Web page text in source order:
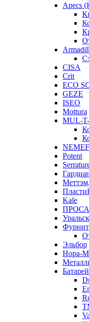
Apecs
CISA
Crit
ECO
GEZE
ISEO
Mottura
MUL-
NEMEF
Potent
Kale
Эльбор
Нора-М